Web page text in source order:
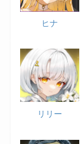
ヒナ
リリー